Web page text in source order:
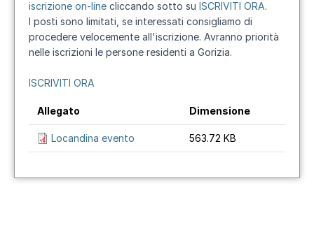
iscrizione on-line cliccando sotto su ISCRIVITI ORA.
I posti sono limitati, se interessati consigliamo di
procedere velocemente all'iscrizione. Avranno priorità
nelle iscrizioni le persone residenti a Gorizia.
ISCRIVITI ORA
Allegato Dimensione
Locandina evento 563.72 KB